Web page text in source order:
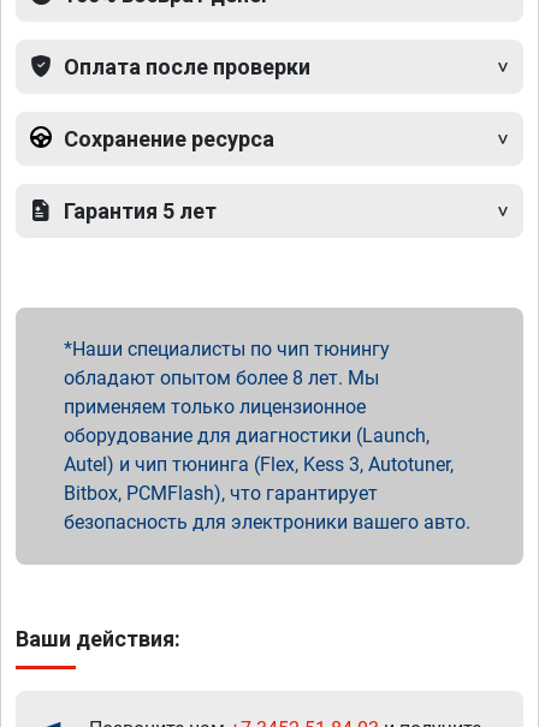
Оплата после проверки
Сохранение ресурса
Гарантия 5 лет
Наши специалисты по чип тюнингу
обладают опытом более 8 лет. Мы
применяем только лицензионное
оборудование для диагностики (Launch,
Autel) и чип тюнинга (Flex, Kess 3, Autotuner,
Bitbox, PCMFlash), что гарантирует
безопасность для электроники вашего авто.
Ваши действия: